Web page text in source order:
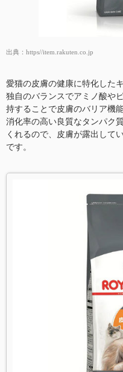
出典： https//item.rakuten.co.jp
愛猫の皮膚の健康に特化した
独自のバランスでアミノ酸や
持することで皮膚のバリア機
消化率の高い良質なタンパク
くれるので、皮膚が露出して
です。